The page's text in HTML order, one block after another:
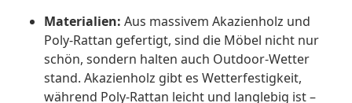
Materialien: Aus massivem Akazienholz und
Poly-Rattan gefertigt, sind die Möbel nicht nur
schön, sondern halten auch Outdoor-Wetter
stand. Akazienholz gibt es Wetterfestigkeit,
während Poly-Rattan leicht und langlebig ist –